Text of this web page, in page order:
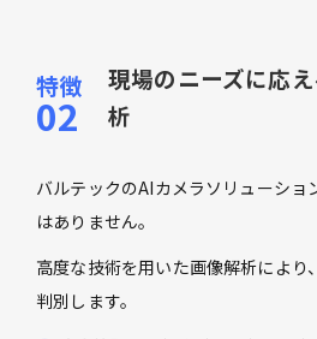
現場のニーズに応
析
バルテックのAIカメラソリューショ
はありません。
高度な技術を用いた画像解析により
判別します。